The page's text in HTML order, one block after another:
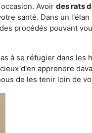
Avoir des rats
santé. Dans un
procédés pouvant
à se réfugier dans les
d'en apprendre
de les tenir loin de